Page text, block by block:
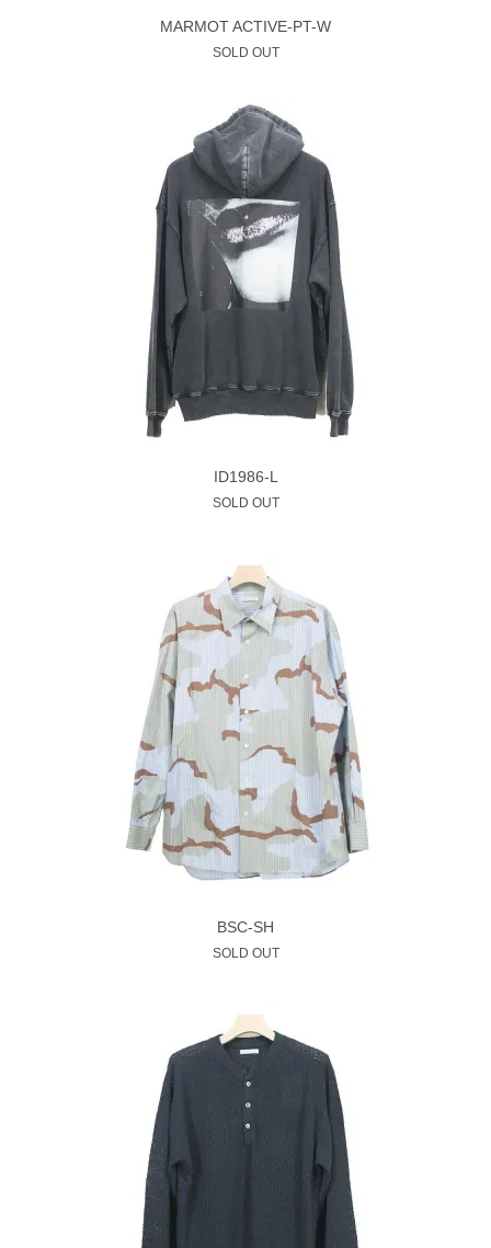
MARMOT ACTIVE-PT-W
SOLD OUT
ID1986-L
SOLD OUT
BSC-SH
SOLD OUT